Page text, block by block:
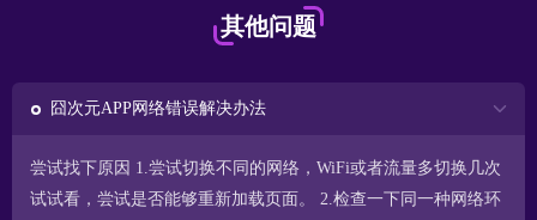
其他问题
囧次元APP网络错误解决办法
尝试找下原因 1.尝试切换不同的网络，WiFi或者流量多切换几次
试试看，尝试是否能够重新加载页面。 2.检查一下同一种网络环